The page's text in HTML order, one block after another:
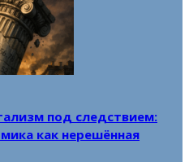
под следствием:
как нерешённая